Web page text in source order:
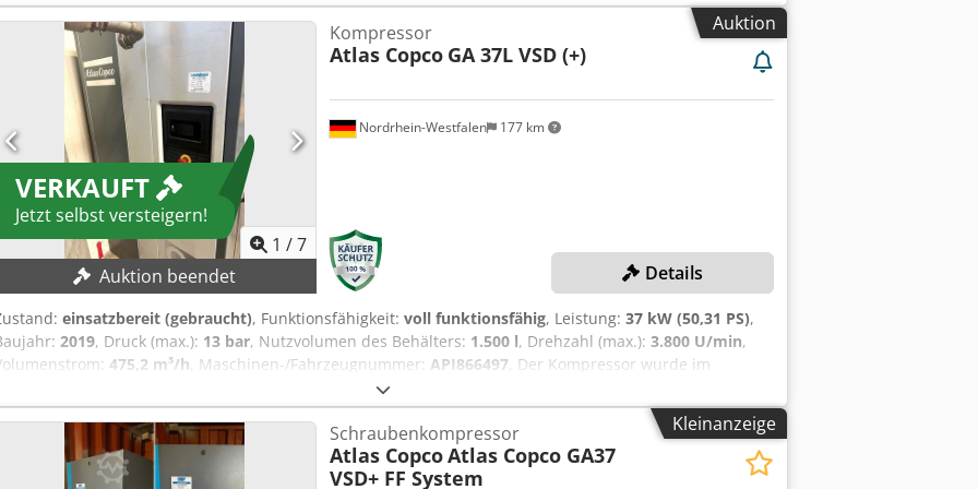
Wasserablassventil ohne Druckluftverluste Steuerung Elektronikon Einlassventil VSD-Modul
8153336470 Wenn Sie sich nicht sicher sind, ob das Gerät das Richtige für Sie ist oder
nicht den richtigen Kompressor gefunden haben, RUFEN SIE AN! Wir beraten Sie gerne bei der Auswahl
des richtigen Geräts. Wir laden Sie ein, sich mit unserem gesamten Angebot vertraut zu machen.
Auktion
VERKAUFT
Jetzt selbst versteigern!
1 /7
Auktion beendet
Nordrhein-Westfalen 177 km
Kompressor
Atlas Copco GA 37L VSD (+)
Details
einsatzbereit (gebraucht), Funktionsfähigkeit: voll funktionsfähig, Leistung: 37 kW (50,31 PS),
2019, Druck (max.): 13 bar, Nutzvolumen des Behälters: 1.500 l, Drehzahl (max.): 3.800 U/min,
475,2 m³/h , Maschinen-/Fahrzeugnummer: API866497 , Der Kompressor wurde im
Dezember 2025 großzügig gewartet, Öl und Filter wurden gewechselt! TECHNISCHE DETAILS
8,5 bar Ausschaltdruck: 10,0 bar Betriebstemperatur: 76 °C Volumenstrom: 131,9 l/s
Volumen Druckbehälter: 1.500 l Hersteller Druckbehälter: OKS Otto Klein GmbH MASCHINEN-DETAILS
Motorleistung: 37 kW Motordrehzahl: 3.800 U/min Dkodpfx Aiszf Afqsisr Betriebsstunden (Stand: 12.2025):
31.006 h Maschinengewicht: 860 kg Folgende Arbeiten wurden im Rahmen der Wartung im Dezember
Kleinanzeige
Schraubenkompressor
Atlas CopcoAtlas Copco GA37
VSD+ FF System